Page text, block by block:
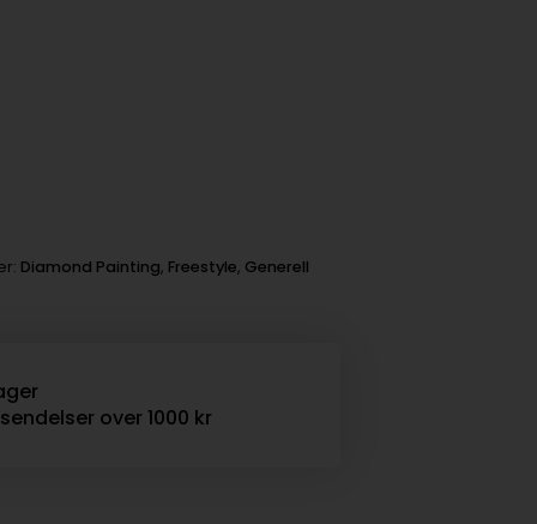
Diamond Painting, Freestyle, Generell
over 1000 kr